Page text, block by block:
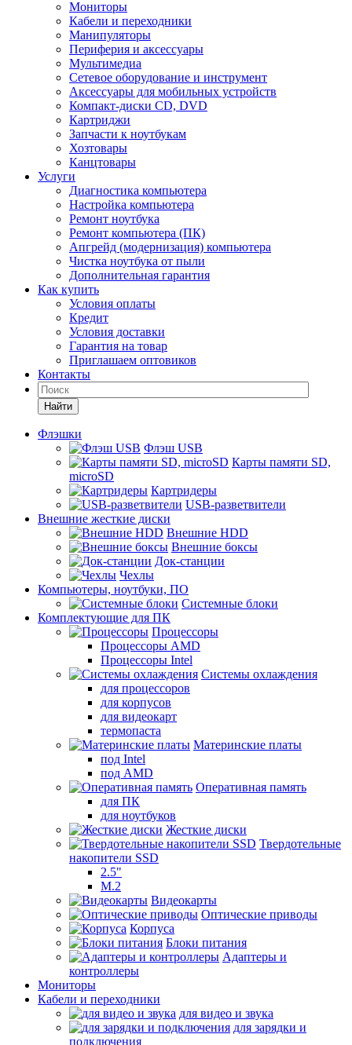
Мониторы
Кабели и переходники
Манипуляторы
Периферия и аксессуары
Мультимедиа
Сетевое оборудование и инструмент
Аксессуары для мобильных устройств
Компакт-диски CD, DVD
Картриджи
Запчасти к ноутбукам
Хозтовары
Канцтовары
Услуги
Диагностика компьютера
Настройка компьютера
Ремонт ноутбука
Ремонт компьютера (ПК)
Апгрейд (модернизация) компьютера
Чистка ноутбука от пыли
Дополнительная гарантия
Как купить
Условия оплаты
Кредит
Условия доставки
Гарантия на товар
Приглашаем оптовиков
Контакты
Найти
Флэшки
Флэш USB
Карты памяти SD,
microSD
Картридеры
USB-разветвители
Внешние жесткие диски
Внешние HDD
Внешние боксы
Док-станции
Чехлы
Компьютеры, ноутбуки, ПО
Системные блоки
Комплектующие для ПК
Процессоры
Процессоры AMD
Процессоры Intel
Системы охлаждения
для процессоров
для корпусов
для видеокарт
термопаста
Материнские платы
под Intel
под AMD
Оперативная память
для ПК
для ноутбуков
Жесткие диски
Твердотельные
накопители SSD
2.5"
M.2
Видеокарты
Оптические приводы
Корпуса
Блоки питания
Адаптеры и
контроллеры
Мониторы
Кабели и переходники
для видео и звука
для зарядки и
подключения